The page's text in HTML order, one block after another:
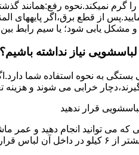
وصل نمایید.ﭘﺲ از ﻗﻄﻊ ﺑﺮق،اﮔﺮ
و مشکل یابی شود؛ ﯾﺎ ﺳﯿﻢ راﺑﻂ
نیاز نداشته باشیم؟
به نحوه استفاده شما
می شوند و هزینه تعمیر زیادی را برای شما ایجاد می
قرار ندهید
که می توانید انجام دهید و